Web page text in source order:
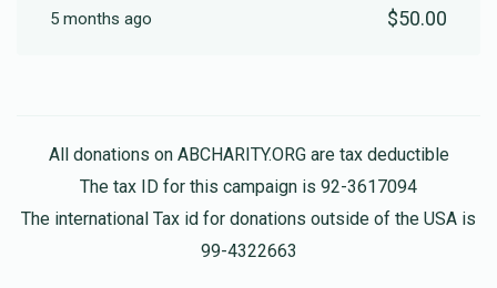
5 months ago $50.00
All donations on ABCHARITY.ORG are tax deductible
The tax ID for this campaign is 92-3617094
The international Tax id for donations outside of the USA is
99-4322663